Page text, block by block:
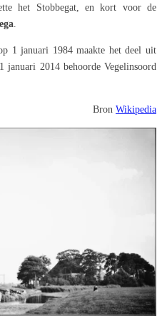
het Stobbegat, en kort voor de
1 januari 1984 maakte het deel uit
januari 2014 behoorde Vegelinsoord
Bron Wikipedia